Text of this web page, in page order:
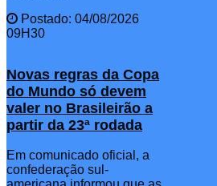
Postado: 04/08/2026
09H30
Novas regras da Copa
do Mundo só devem
valer no Brasileirão a
partir da 23ª rodada
Em comunicado oficial, a
confederação sul-